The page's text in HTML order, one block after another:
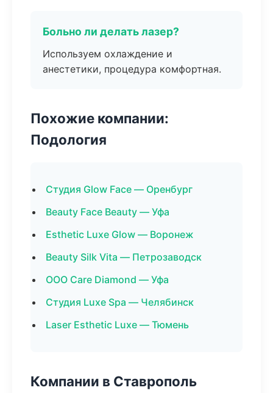
Больно ли делать лазер?
Используем охлаждение и
анестетики, процедура комфортная.
Похожие компании:
Подология
Студия Glow Face — Оренбург
Beauty Face Beauty — Уфа
Esthetic Luxe Glow — Воронеж
Beauty Silk Vita — Петрозаводск
ООО Care Diamond — Уфа
Студия Luxe Spa — Челябинск
Laser Esthetic Luxe — Тюмень
Компании в Ставрополь